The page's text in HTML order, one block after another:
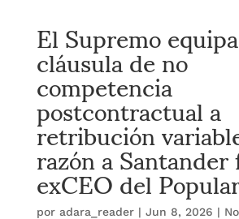
El Supremo
cláusula de no
competencia
postcontractual a
retribución
razón a
exCEO del
por adara_reader| Jun 8, 2026 |